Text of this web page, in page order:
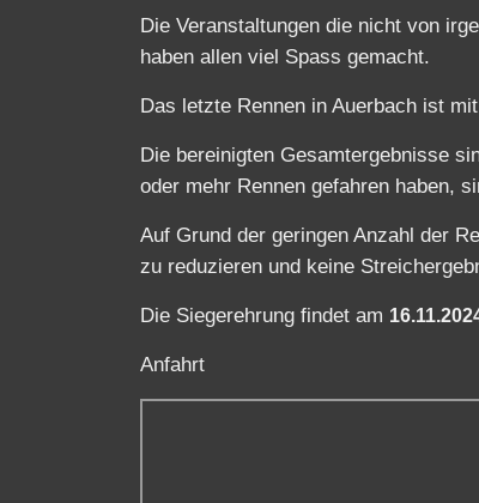
Das letzte Rennen in Auerbach ist
Die bereinigten Gesamtergebnisse
oder mehr Rennen gefahren haben,
Auf Grund der geringen Anzahl der
zu reduzieren und keine
Die Siegerehrung findet am
Anfahrt